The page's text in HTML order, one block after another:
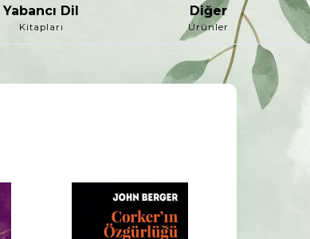
Yabancı Dil
Kitapları
Diğer
Ürünler